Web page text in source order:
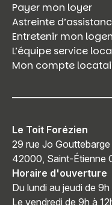
Payer mon loyer
Astreinte
Entretenir mon
L’équipe service
Mon compte
Le Toit Forézien
29 rue Jo Gouttebarge
42000, Saint-Étienne
Horaire d'ouverture
Du lundi au jeudi de
Le vendredi de 9h à